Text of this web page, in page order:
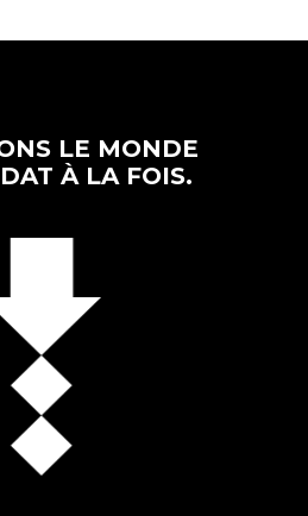
LE MONDE
À LA FOIS.